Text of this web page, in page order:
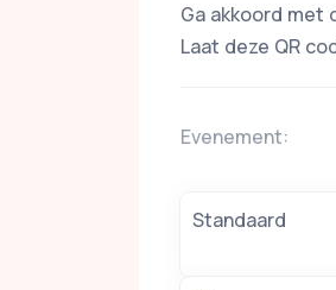
Ga akkoord met
Laat deze QR
Evenement:
Standaard